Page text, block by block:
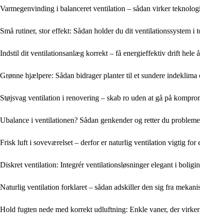
Varmegenvinding i balanceret ventilation – sådan virker
Små rutiner, stor effekt: Sådan holder du dit ventilationssystem i
Indstil dit ventilationsanlæg korrekt – få energieffektiv drift hele
Grønne hjælpere: Sådan bidrager planter til et sundere
Støjsvag ventilation i renovering – skab ro uden at gå på
Ubalance i ventilationen? Sådan genkender og retter du
Frisk luft i soveværelset – derfor er naturlig ventilation vigtig for
Diskret ventilation: Integrér ventilationsløsninger elegant i
Naturlig ventilation forklaret – sådan adskiller den sig fra
Hold fugten nede med korrekt udluftning: Enkle vaner, der virker